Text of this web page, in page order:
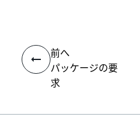
前へ
パッケージの要
求